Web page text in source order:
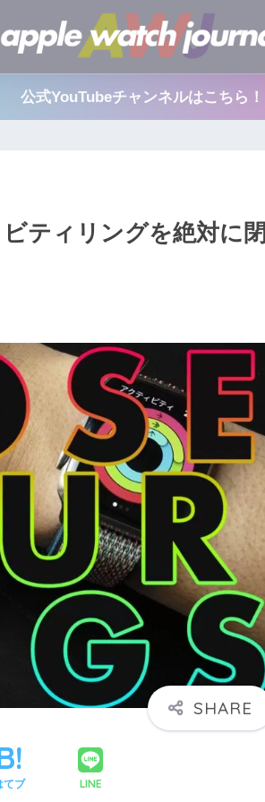
公式YouTubeチャンネルはこちら！
ティリングを絶対に閉
てブ LINE